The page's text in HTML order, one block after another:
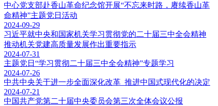
中心党支部赴香山革命纪念馆开展“不忘来时路，赓续香山革
命精神”主题党日活动
2024-09-29
习近平就中央和国家机关学习贯彻党的二十届三中全会精神
推动机关党建高质量发展作出重要指示
2024-07-31
主题党日“学习贯彻二十届三中全会精神”专题学习
2024-07-26
中共中央关于进一步全面深化改革 推进中国式现代化的决定
2024-07-21
中国共产党第二十届中央委员会第三次全体会议公报